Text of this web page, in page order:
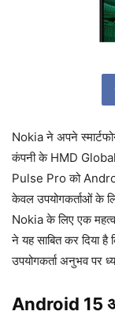
Nokia ने अपने
कंपनी के HMD Global
Pulse Pro को
केवल उपयोगकर्ताओं के
Nokia के लिए एक
ने यह साबित कर दिया है
उपयोगकर्ता अनुभव पर
Android 15